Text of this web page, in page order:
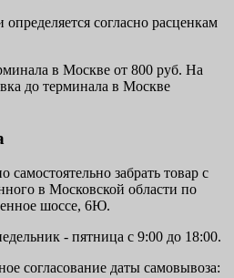
согласно расценкам
в Москве от 800 руб. На
до терминала в Москве
забрать товар с
в Московской области по
шоссе, 6Ю.
- пятница с 9:00 до 18:00.
согласование даты самовывоза: